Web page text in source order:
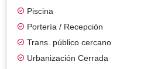
Piscina
Portería / Recepción
Trans. público cercano
Urbanización Cerrada